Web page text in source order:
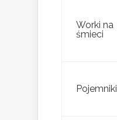
Worki na
śmieci
Pojemniki